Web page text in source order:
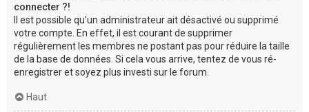
connecter ?!
Il est possible qu’un administrateur ait désactivé ou supprimé
votre compte. En effet, il est courant de supprimer
régulièrement les membres ne postant pas pour réduire la taille
de la base de données. Si cela vous arrive, tentez de vous ré-
enregistrer et soyez plus investi sur le forum.
Haut